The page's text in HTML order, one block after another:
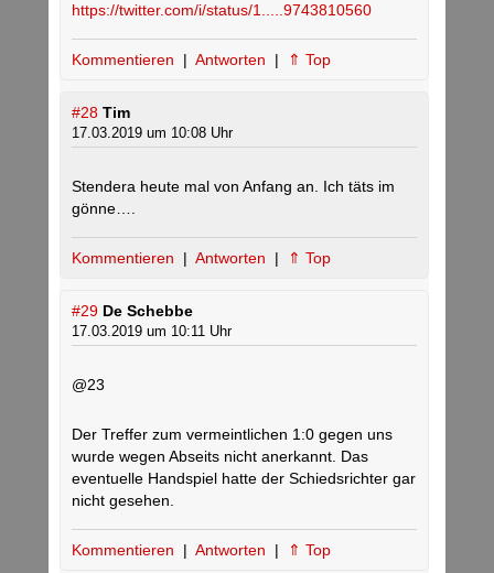
https://twitter.com/i/status/1.....9743810560
Kommentieren | Antworten | ⇑ Top
#28 Tim
17.03.2019 um 10:08 Uhr
Stendera heute mal von Anfang an. Ich täts im
gönne….
Kommentieren | Antworten | ⇑ Top
#29 De Schebbe
17.03.2019 um 10:11 Uhr
@23
Der Treffer zum vermeintlichen 1:0 gegen uns
wurde wegen Abseits nicht anerkannt. Das
eventuelle Handspiel hatte der Schiedsrichter gar
nicht gesehen.
Kommentieren | Antworten | ⇑ Top